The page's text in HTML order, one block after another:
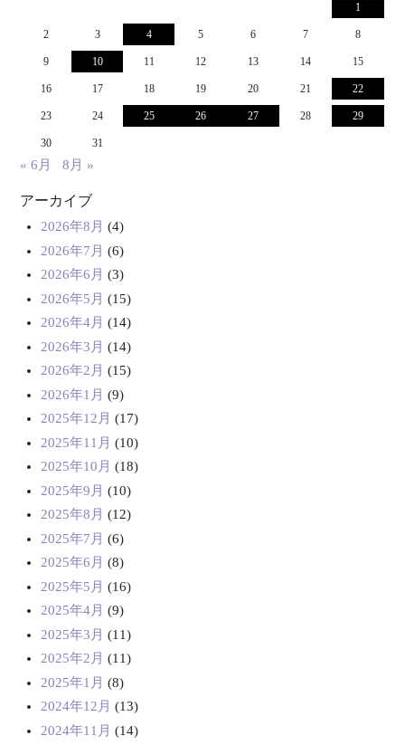
1
2 3 4 5 6 7 8
9 10 11 12 13 14 15
16 17 18 19 20 21 22
23 24 25 26 27 28 29
30 31
« 6月 8月 »
アーカイブ
2026年8月 (4)
2026年7月 (6)
2026年6月 (3)
2026年5月 (15)
2026年4月 (14)
2026年3月 (14)
2026年2月 (15)
2026年1月 (9)
2025年12月 (17)
2025年11月 (10)
2025年10月 (18)
2025年9月 (10)
2025年8月 (12)
2025年7月 (6)
2025年6月 (8)
2025年5月 (16)
2025年4月 (9)
2025年3月 (11)
2025年2月 (11)
2025年1月 (8)
2024年12月 (13)
2024年11月 (14)